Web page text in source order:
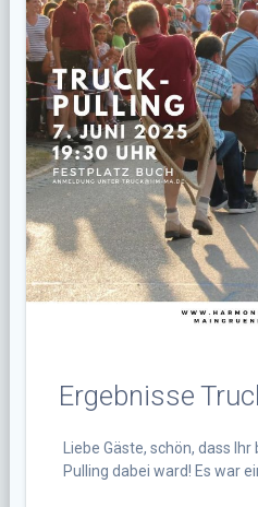
Ergebnisse
Liebe Gäste, schön, dass
Pulling dabei ward! Es war